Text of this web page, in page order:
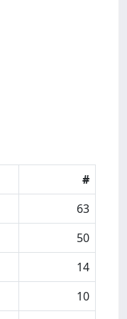
#
63
50
14
10